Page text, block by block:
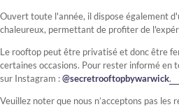
Ouvert toute l'année, il dispose également
chaleureux, permettant de profiter de
Le rooftop peut être privatisé et donc être
certaines occasions. Pour rester informé en
sur Instagram :@secretrooftopbywarwick.
Veuillez noter que nous n’acceptons pas les